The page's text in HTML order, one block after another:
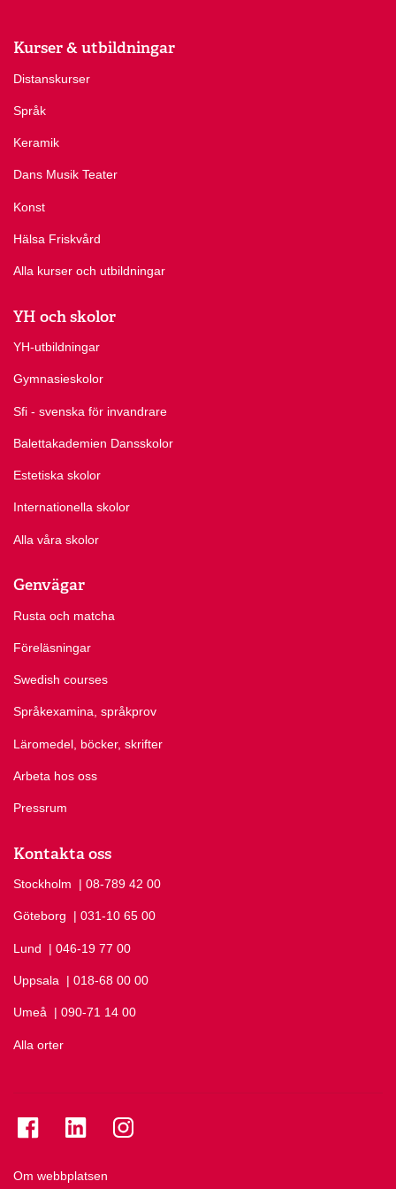
Kurser & utbildningar
Distanskurser
Språk
Keramik
Dans Musik Teater
Konst
Hälsa Friskvård
Alla kurser och utbildningar
YH och skolor
YH-utbildningar
Gymnasieskolor
Sfi - svenska för invandrare
Balettakademien Dansskolor
Estetiska skolor
Internationella skolor
Alla våra skolor
Genvägar
Rusta och matcha
Föreläsningar
Swedish courses
Språkexamina, språkprov
Läromedel, böcker, skrifter
Arbeta hos oss
Pressrum
Kontakta oss
Stockholm Ring Stockholm på
| 08-789 42 00
Göteborg Ring Göteborg på
| 031-10 65 00
Lund Ring Lund på
| 046-19 77 00
Uppsala Ring Uppsala på
| 018-68 00 00
Umeå Ring Umeå på
| 090-71 14 00
Alla orter
Om webbplatsen
Se folkuniversitetet på Facebook
Se folkuniversitetet på LinkedIn